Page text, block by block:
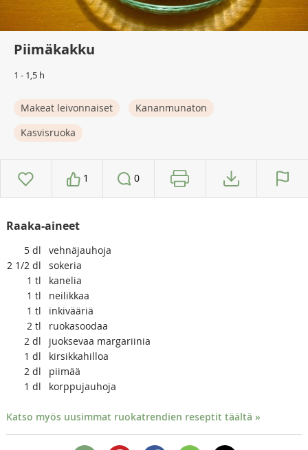
Piimäkakku
1 - 1,5 h
Makeat leivonnaiset
Kananmunaton
Kasvisruoka
1 0
Raaka-aineet
5 dl
vehnäjauhoja
2 1/2 dl
sokeria
1 tl
kanelia
1 tl
neilikkaa
1 tl
inkivääriä
2 tl
ruokasoodaa
2 dl
juoksevaa margariinia
1 dl
kirsikkahilloa
2 dl
piimää
1 dl korppujauhoja
Katso myös uusimmat ruokatrendien reseptit täältä »